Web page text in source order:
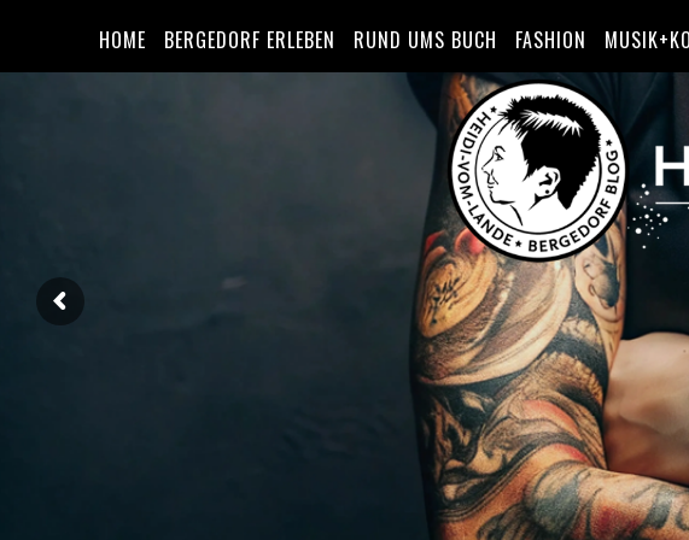
HOME BERGEDORF ERLEBEN RUND UMS BUCH FASHION